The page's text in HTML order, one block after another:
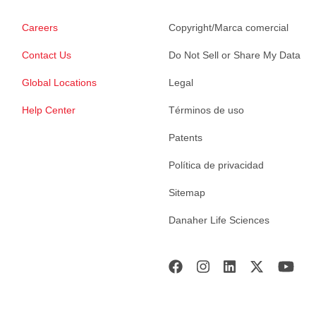
Careers
Contact Us
Global Locations
Help Center
Copyright/Marca comercial
Do Not Sell or Share My Data
Legal
Términos de uso
Patents
Política de privacidad
Sitemap
Danaher Life Sciences